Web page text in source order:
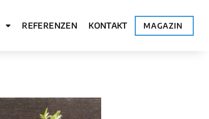
REFERENZEN KONTAKT MAGAZIN